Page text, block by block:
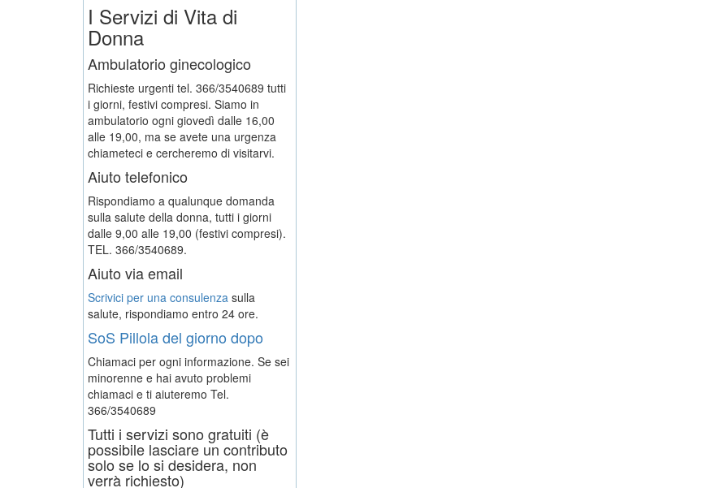
I Servizi di Vita di
Donna
Ambulatorio ginecologico
Richieste urgenti tel. 366/3540689 tutti
i giorni, festivi compresi. Siamo in
ambulatorio ogni giovedì dalle 16,00
alle 19,00, ma se avete una urgenza
chiameteci e cercheremo di visitarvi.
Aiuto telefonico
Rispondiamo a qualunque domanda
sulla salute della donna, tutti i giorni
dalle 9,00 alle 19,00 (festivi compresi).
TEL. 366/3540689.
Aiuto via email
Scrivici per una consulenza sulla
salute, rispondiamo entro 24 ore.
SoS Pillola del giorno dopo
Chiamaci per ogni informazione. Se sei
minorenne e hai avuto problemi
chiamaci e ti aiuteremo Tel.
366/3540689
Tutti i servizi sono gratuiti (è
possibile lasciare un contributo
solo se lo si desidera, non
verrà richiesto)